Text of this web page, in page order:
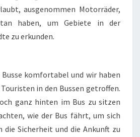
ausgenommen Motorräder,
haben, um Gebiete in der
zu erkunden.
komfortabel und wir haben
in den Bussen getroffen.
ganz hinten im Bus zu sitzen
wie der Bus fährt, um sich
die Sicherheit und die Ankunft zu